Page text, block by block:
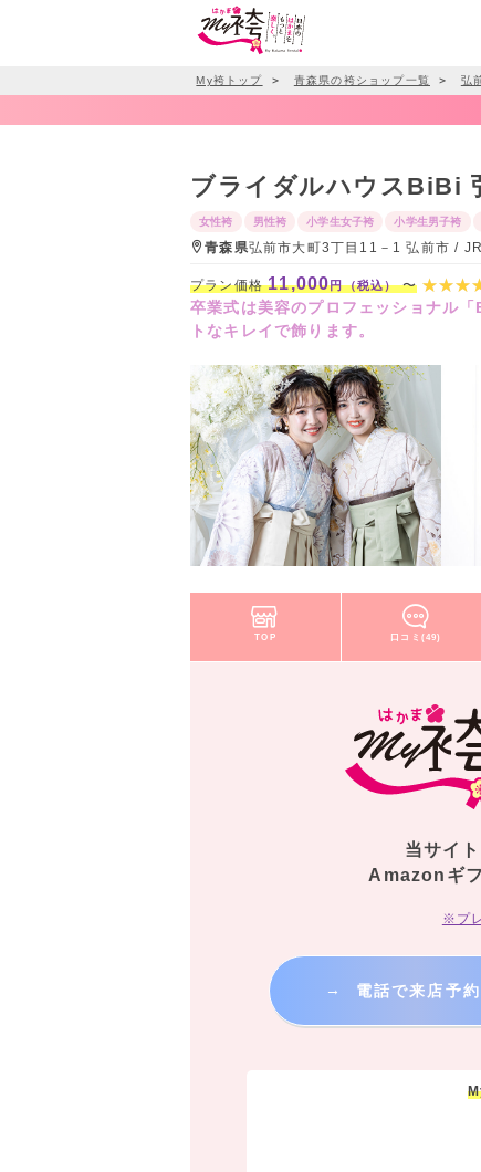
My袴トップ ＞ 青森県の袴ショップ一覧 ＞ 弘
ブライダルハウスBiBi
女性袴 男性袴 小学生女子袴 小学生男子袴
青森県弘前市大町3丁目11－1 弘前市 /
プラン価格11,000円（税込）〜
卒業式は美容のプロフェッショナル
トなキレイで飾ります。
TOP 口コミ(49)
当サイ
Amazonギ
※プ
→ 電話で来店予